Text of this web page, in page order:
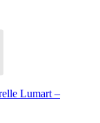
Lumart –